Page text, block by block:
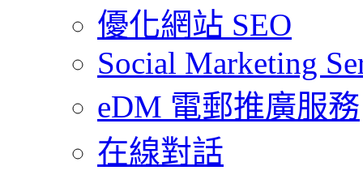
優化網站 SEO
Social Marketing
eDM 電郵推廣服務
在線對話